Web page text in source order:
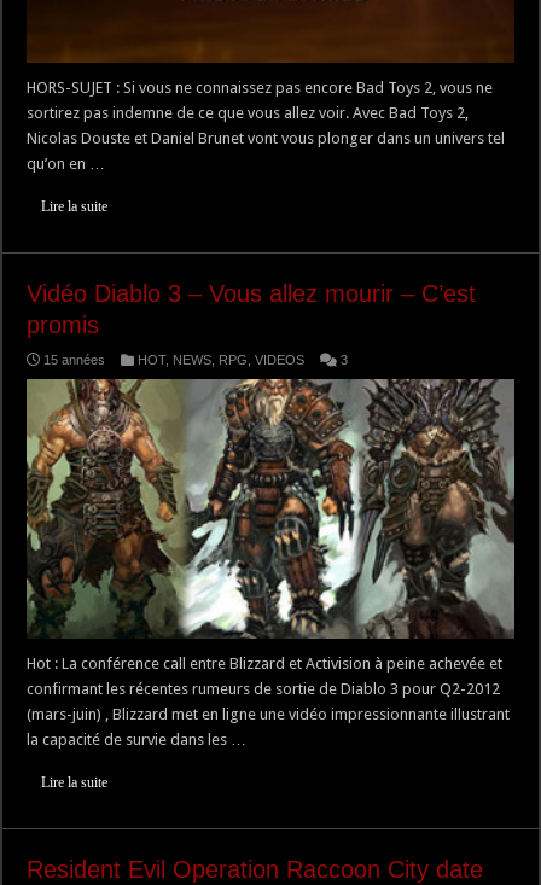
HORS-SUJET : Si vous ne connaissez pas encore Bad Toys 2, vous ne
sortirez pas indemne de ce que vous allez voir. Avec Bad Toys 2,
Nicolas Douste et Daniel Brunet vont vous plonger dans un univers tel
qu’on en …
Lire la suite
Vidéo Diablo 3 – Vous allez mourir – C’est
promis
15 années HOT, NEWS RPG ,VIDEOS 3
Hot : La conférence call entre Blizzard et Activision à peine achevée et
confirmant les récentes rumeurs de sortie de Diablo 3 pour Q2-2012
(mars-juin) , Blizzard met en ligne une vidéo impressionnante illustrant
la capacité de survie dans les …
Lire la suite
Resident Evil Operation Raccoon City date